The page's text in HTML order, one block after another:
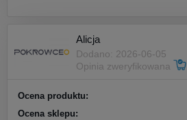
Alicja
Dodano: 2026-06-05
Opinia zweryfikowana
Ocena produktu:
Ocena sklepu: